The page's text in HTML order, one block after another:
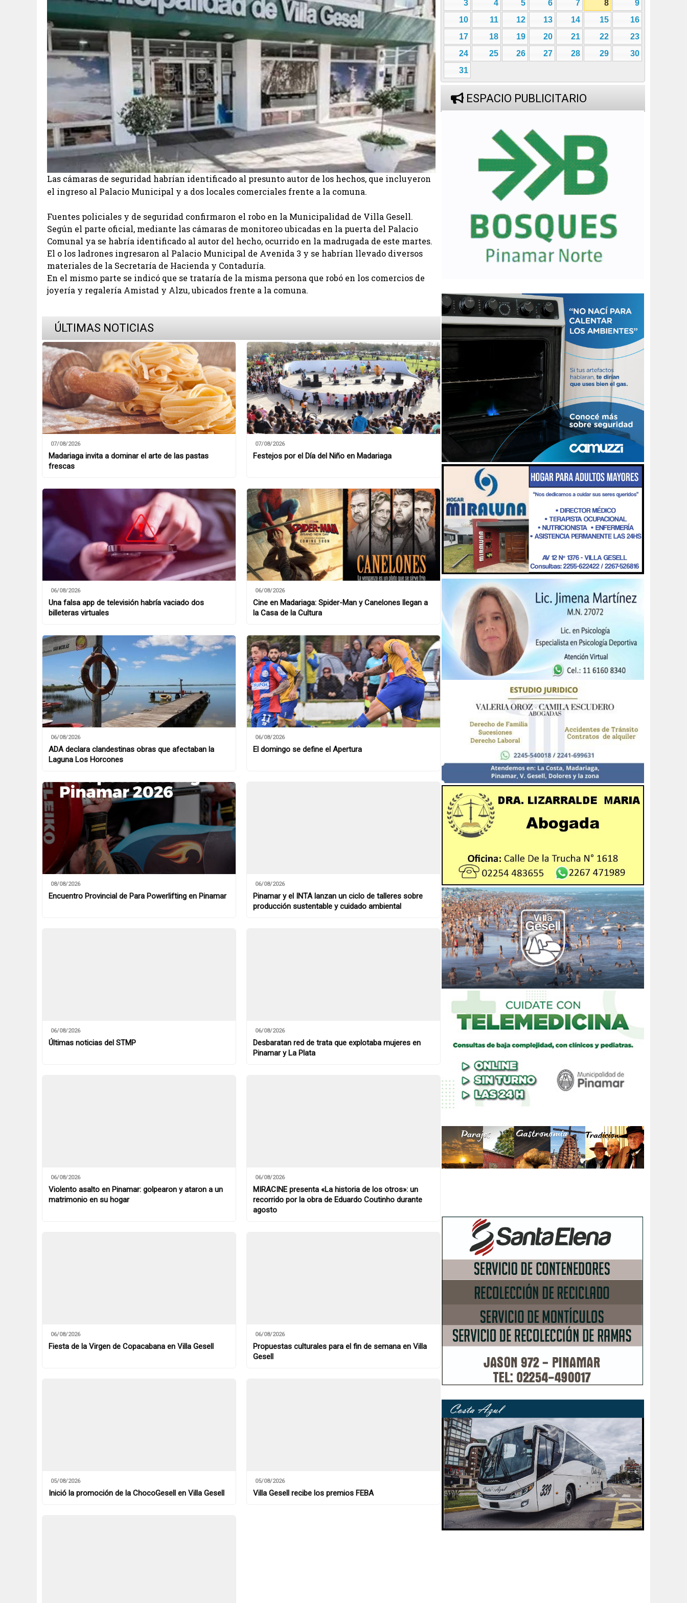
Las cámaras de seguridad habrían identificado al presunto autor de los hechos, que incluyeron
el ingreso al Palacio Municipal y a dos locales comerciales frente a la comuna.
Fuentes policiales y de seguridad confirmaron el robo en la Municipalidad de Villa Gesell.
Según el parte oficial, mediante las cámaras de monitoreo ubicadas en la puerta del Palacio
Comunal ya se habría identificado al autor del hecho, ocurrido en la madrugada de este martes.
El o los ladrones ingresaron al Palacio Municipal de Avenida 3 y se habrían llevado diversos
materiales de la Secretaría de Hacienda y Contaduría.
En el mismo parte se indicó que se trataría de la misma persona que robó en los comercios de
joyería y regalería Amistad y Alzu, ubicados frente a la comuna.
ÚLTIMAS NOTICIAS
07/08/2026
Madariaga invita a dominar el arte de las pastas
frescas
07/08/2026
Festejos por el Día del Niño en Madariaga
06/08/2026
Una falsa app de televisión habría vaciado dos
billeteras virtuales
06/08/2026
Cine en Madariaga: Spider-Man y Canelones llegan a
la Casa de la Cultura
06/08/2026
ADA declara clandestinas obras que afectaban la
Laguna Los Horcones
06/08/2026
El domingo se define el Apertura
08/08/2026
Encuentro Provincial de Para Powerlifting en Pinamar
06/08/2026
Pinamar y el INTA lanzan un ciclo de talleres sobre
producción sustentable y cuidado ambiental
06/08/2026
Últimas noticias del STMP
06/08/2026
Desbaratan red de trata que explotaba mujeres en
Pinamar y La Plata
06/08/2026
Violento asalto en Pinamar: golpearon y ataron a un
matrimonio en su hogar
06/08/2026
MIRACINE presenta «La historia de los otros»: un
recorrido por la obra de Eduardo Coutinho durante
agosto
06/08/2026
Fiesta de la Virgen de Copacabana en Villa Gesell
06/08/2026
Propuestas culturales para el fin de semana en Villa
Gesell
05/08/2026
Inició la promoción de la ChocoGesell en Villa Gesell
05/08/2026
Villa Gesell recibe los premios FEBA
3
4 5 6 7 8
9
10
11 12 13 14 15
16
17
18 19 20 21 22
23
24
25 26 27 28 29
30
31
ESPACIO PUBLICITARIO